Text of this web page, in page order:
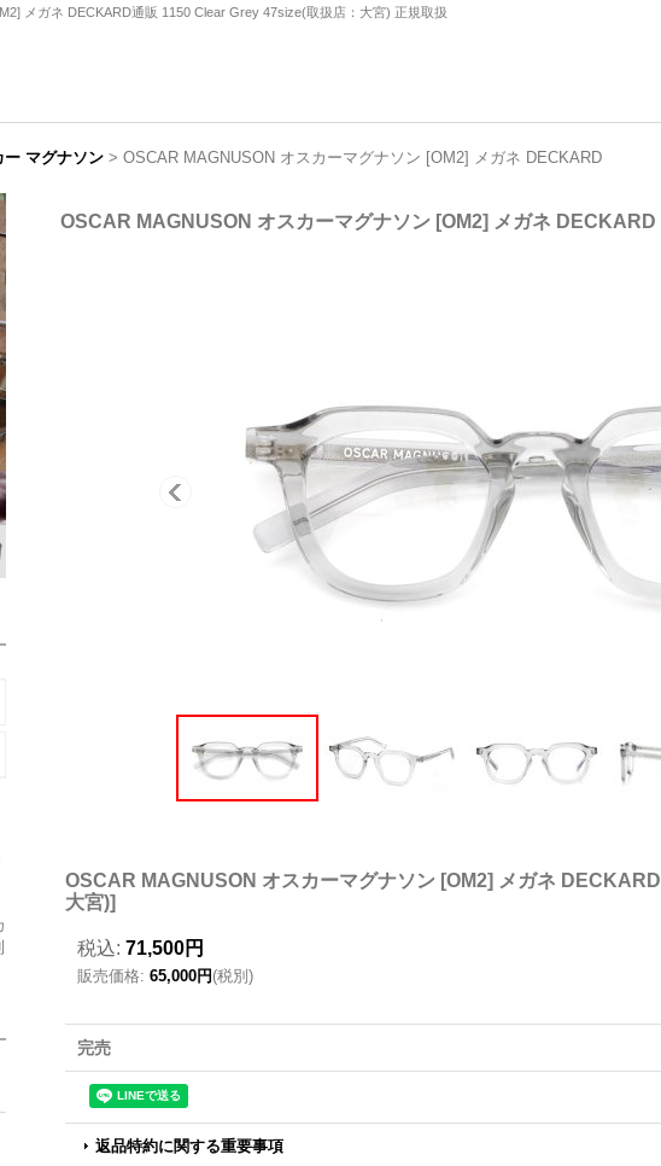
メガネ DECKARD通販 1150 Clear Grey 47size(取扱店：大宮) 正規取扱
ー マグナソン > OSCAR MAGNUSON オスカーマグナソン [OM2] メガネ DECKARD
OSCAR MAGNUSON オスカーマグナソン [OM2] メガネ DECKARD
OSCAR MAGNUSON オスカーマグナソン [OM2] メガネ DECKARD
大宮)]
販売価格: 65,000円 (税別)
税込: 71,500円
完売
返品特約に関する重要事項